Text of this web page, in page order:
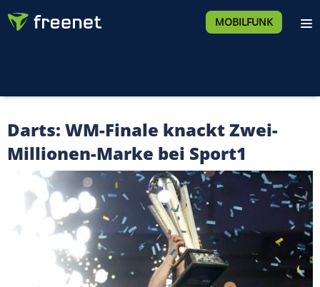
MOBILFUNK
Darts: WM-Finale knackt Zwei-
Millionen-Marke bei Sport1